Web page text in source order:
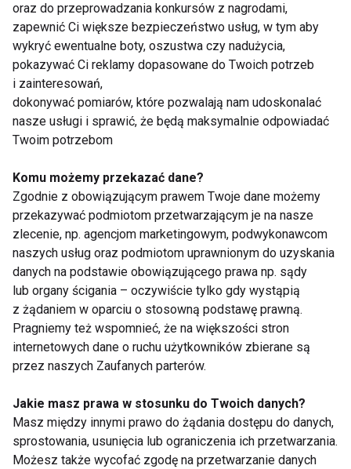
Jak się przygotować do wizyty? Jeśli posiadasz
wyniki badań laboratoryjnych, to zdecydowanie
warto je wziąć ze sobą. W trakcie poradydietetyk
będzie chciał poznać twoje nawyki, jeśli chodzi o:
jedzenie, aktywność fizyczną oraz preferencje
kulinarne. Pierwsza wizyta obejmuje szczegółowy
wywiad z pacjentem, który uwzględnia również
wykonać pomiar składu ciała. Zebrane informacje są
bardzo istotne, gdyż w ten sposób specjalista jest w
stanie zaproponować najlepsze rozwiązanie dla
pacjenta.
DIETA DIETETYKA DIETY DIETETYK
ODCHUDZANIE
Dieta
oraz do przeprowadzania konkursów z nagrodami,
zapewnić Ci większe bezpieczeństwo usług, w tym aby
wykryć ewentualne boty, oszustwa czy nadużycia,
pokazywać Ci reklamy dopasowane do Twoich potrzeb
i zainteresowań,
dokonywać pomiarów, które pozwalają nam udoskonalać
nasze usługi i sprawić, że będą maksymalnie odpowiadać
Twoim potrzebom
Komu możemy przekazać dane?
Zgodnie z obowiązującym prawem Twoje dane możemy
przekazywać podmiotom przetwarzającym je na nasze
zlecenie, np. agencjom marketingowym, podwykonawcom
naszych usług oraz podmiotom uprawnionym do uzyskania
danych na podstawie obowiązującego prawa np. sądy
lub organy ścigania – oczywiście tylko gdy wystąpią
z żądaniem w oparciu o stosowną podstawę prawną.
Pragniemy też wspomnieć, że na większości stron
internetowych dane o ruchu użytkowników zbierane są
przez naszych Zaufanych parterów.
Jakie masz prawa w stosunku do Twoich danych?
Masz między innymi prawo do żądania dostępu do danych,
sprostowania, usunięcia lub ograniczenia ich przetwarzania.
Możesz także wycofać zgodę na przetwarzanie danych